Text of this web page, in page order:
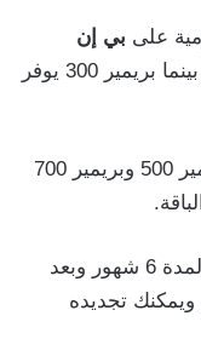
بي إن
ثلاث مرات في الشهر، بينما بريمير 300 يوفر
الاشتراك في بي ان كونكت لباقات بريمير 500 وبريمير 700
الاشتراك في أمازون برايم يكون مجاناً لمدة 6 شهور وبعد
تجديده